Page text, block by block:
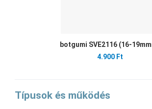
botgumi SVE2116 (16-
4.900 Ft
Típusok és működés